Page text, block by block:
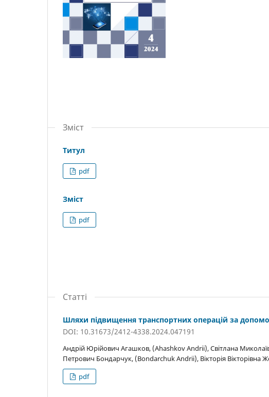
Зміст
Титул
pdf
Зміст
pdf
Статті
Шляхи підвищення транспортних операцій за
DOI: 10.31673/2412-4338.2024.047191
Андрій Юрійович Агашков, (Ahashkov Andrii), Світлана
Петрович Бондарчук, (Bondarchuk Andrii), Вікторія Вікторівна
pdf